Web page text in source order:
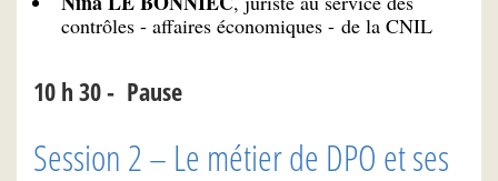
contrôles - affaires économiques - de la CNIL
10 h 30 - Pause
Session 2 – Le métier de DPO et ses